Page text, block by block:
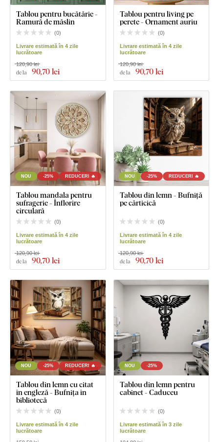
Tablou pentru bucătărie -
Ramură de măslin
(0)
Livrare estimată în 4 zile
lucrătoare
de la 90,70 lei
120,90 lei
Tablou pentru living pe
perete - Ornament auriu
(0)
Livrare estimată în 4 zile
lucrătoare
de la 90,70 lei
120,90 lei
NOU -25% REDUCERI 🔥
Tablou mandala pentru
sufragerie - Înflorire
circulară
(0)
Livrare estimată în 4 zile
lucrătoare
de la 90,70 lei
120,90 lei
NOU -25% REDUCERI 🔥
Tablou din lemn - Bufniță
pe cărticică
(0)
Livrare estimată în 4 zile
lucrătoare
de la 90,70 lei
120,90 lei
NOU -25% REDUCERI 🔥
Tablou din lemn cu citat
în engleză - Bufnița în
bibliotecă
(0)
Livrare estimată în 4 zile
lucrătoare
NOU -25%
Tablou din lemn pentru
cabinet - Caduceu
(0)
Livrare estimată în 3 zile
lucrătoare